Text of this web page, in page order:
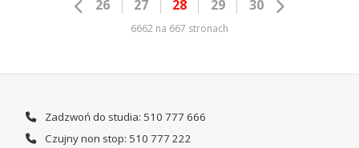
26 27 28 29 30
6662 na 667 stronach
Zadzwoń do studia: 510 777 666
Czujny non stop: 510 777 222